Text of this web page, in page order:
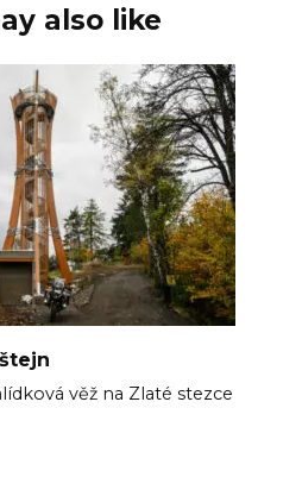
also like
věž na Zlaté stezce